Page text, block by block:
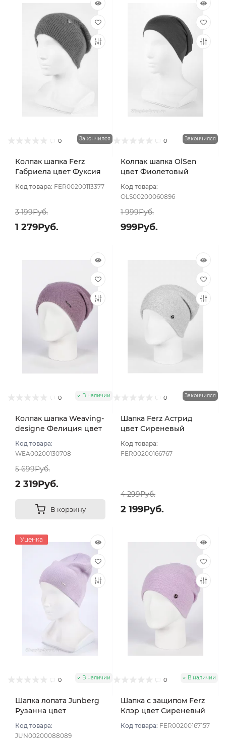
0 Закончился
Колпак шапка Ferz
Габриела цвет Фуксия
Код товара: FER00200113377
3 199Руб.
1 279Руб.
0 Закончился
Колпак шапка OlSen
цвет Фиолетовый
Код товара:
OLS00200060896
1 999Руб.
999Руб.
0 В наличии
Колпак шапка Weaving-
designe Фелиция цвет
Код товара:
WEA00200130708
5 699Руб.
2 319Руб.
В корзину
0 Закончился
Шапка Ferz Астрид
цвет Сиреневый
Код товара:
FER00200166767
4 299Руб.
2 199Руб.
Уценка
0 В наличии
Шапка лопата Junberg
Рузанна цвет
Код товара:
JUN00200088089
0 В наличии
Шапка с защипом Ferz
Клэр цвет Сиреневый
Код товара: FER00200167157